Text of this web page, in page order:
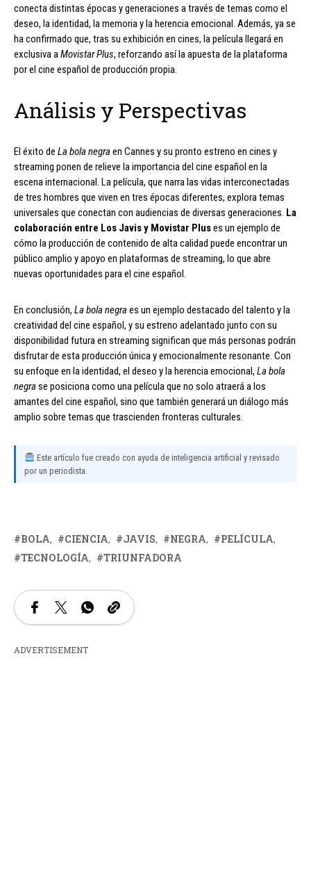
conecta distintas épocas y generaciones a través de temas como el
deseo, la identidad, la memoria y la herencia emocional. Además, ya se
ha confirmado que, tras su exhibición en cines, la película llegará en
exclusiva aMovistar Plus, reforzando así la apuesta de la plataforma
por el cine español de producción propia.
Análisis y Perspectivas
El éxito de La bola negraen Cannes y su pronto estreno en cines y
streaming ponen de relieve la importancia del cine español en la
escena internacional. La película, que narra las vidas interconectadas
de tres hombres que viven en tres épocas diferentes, explora temas
universales que conectan con audiencias de diversas generaciones. La
colaboración entre Los Javis y Movistar Pluses un ejemplo de
cómo la producción de contenido de alta calidad puede encontrar un
público amplio y apoyo en plataformas de streaming, lo que abre
nuevas oportunidades para el cine español.
En conclusión, La bola negraes un ejemplo destacado del talento y la
creatividad del cine español, y su estreno adelantado junto con su
disponibilidad futura en streaming significan que más personas podrán
disfrutar de esta producción única y emocionalmente resonante. Con
su enfoque en la identidad, el deseo y la herencia emocional, La bola
negrase posiciona como una película que no solo atraerá a los
amantes del cine español, sino que también generará un diálogo más
amplio sobre temas que trascienden fronteras culturales.
Este artículo fue creado con ayuda de inteligencia artificial y revisado
por un periodista.
BOLA CIENCIA JAVIS NEGRA
PELÍCULA
TECNOLOGÍA
TRIUNFADORA
ADVERTISEMENT